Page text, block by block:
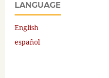
LANGUAGE
English
español